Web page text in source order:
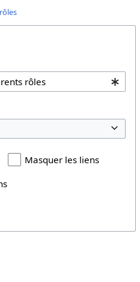
Masquer les liens